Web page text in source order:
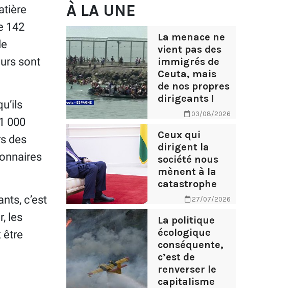
142
sont
000
des
c’est
les
être
À LA UNE
La menace ne
vient pas des
immigrés de
Ceuta, mais
de nos propres
dirigeants !
03/08/2026
Ceux qui
dirigent la
société nous
mènent à la
catastrophe
27/07/2026
La politique
écologique
conséquente,
c’est de
renverser le
capitalisme